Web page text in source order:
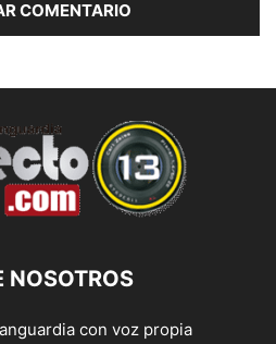
NOSOTROS
con voz propia